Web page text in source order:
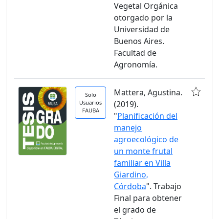
Vegetal Orgánica
otorgado por la
Universidad de
Buenos Aires.
Facultad de
Agronomía.
Solo
Usuarios
FAUBA
Mattera, Agustina.
(2019).
"Planificación del
manejo
agroecológico de
un monte frutal
familiar en Villa
Giardino,
Córdoba". Trabajo
Final para obtener
el grado de